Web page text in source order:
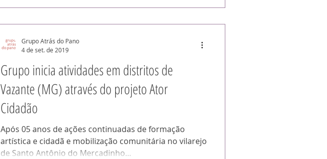
Grupo inicia atividades em distritos de
Vazante (MG) através do projeto Ator
Cidadão
Após 05 anos de ações continuadas de formação
artística e cidadã e mobilização comunitária no vilarejo
de Santo Antônio do Mercadinho...
Grupo Atrás do Pano
4 de set. de 2019